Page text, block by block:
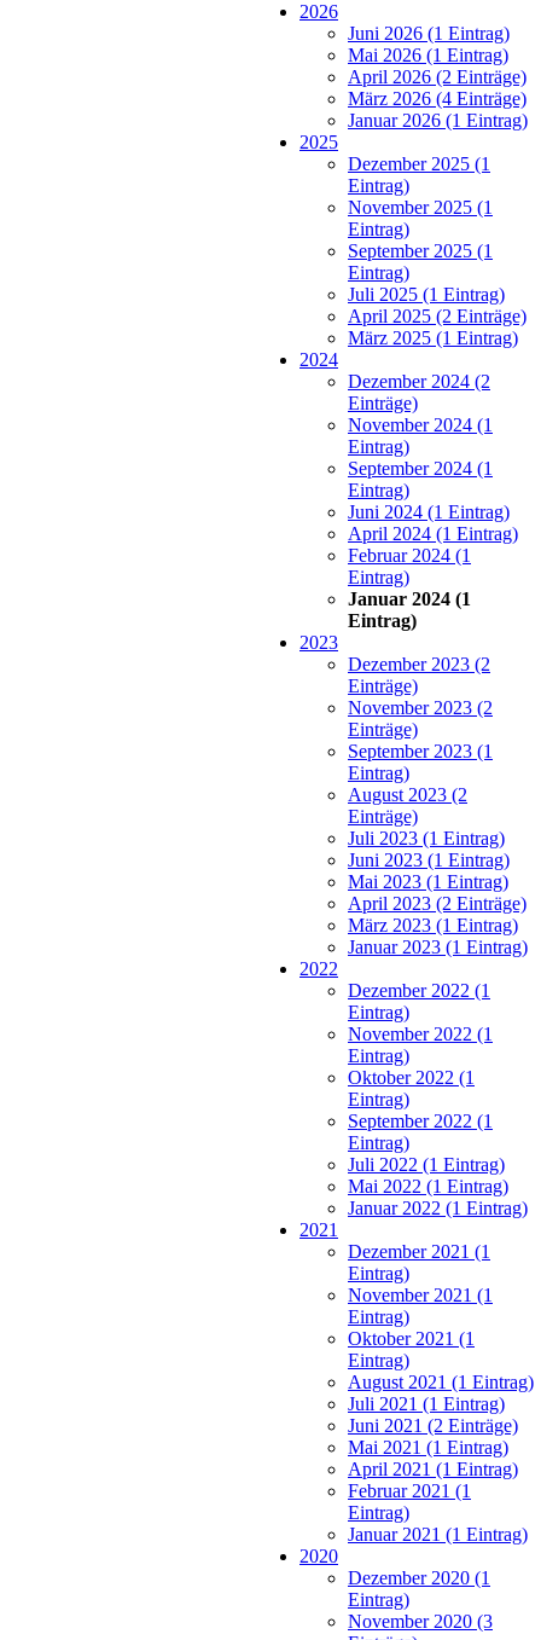
2026
Juni 2026 (1 Eintrag)
Mai 2026 (1 Eintrag)
April 2026 (2 Einträge)
März 2026 (4 Einträge)
Januar 2026 (1 Eintrag)
2025
Dezember 2025 (1
Eintrag)
November 2025 (1
Eintrag)
September 2025 (1
Eintrag)
Juli 2025 (1 Eintrag)
April 2025 (2 Einträge)
März 2025 (1 Eintrag)
2024
Dezember 2024 (2
Einträge)
November 2024 (1
Eintrag)
September 2024 (1
Eintrag)
Juni 2024 (1 Eintrag)
April 2024 (1 Eintrag)
Februar 2024 (1
Eintrag)
Januar 2024 (1
Eintrag)
2023
Dezember 2023 (2
Einträge)
November 2023 (2
Einträge)
September 2023 (1
Eintrag)
August 2023 (2
Einträge)
Juli 2023 (1 Eintrag)
Juni 2023 (1 Eintrag)
Mai 2023 (1 Eintrag)
April 2023 (2 Einträge)
März 2023 (1 Eintrag)
Januar 2023 (1 Eintrag)
2022
Dezember 2022 (1
Eintrag)
November 2022 (1
Eintrag)
Oktober 2022 (1
Eintrag)
September 2022 (1
Eintrag)
Juli 2022 (1 Eintrag)
Mai 2022 (1 Eintrag)
Januar 2022 (1 Eintrag)
2021
Dezember 2021 (1
Eintrag)
November 2021 (1
Eintrag)
Oktober 2021 (1
Eintrag)
August 2021 (1 Eintrag)
Juli 2021 (1 Eintrag)
Juni 2021 (2 Einträge)
Mai 2021 (1 Eintrag)
April 2021 (1 Eintrag)
Februar 2021 (1
Eintrag)
Januar 2021 (1 Eintrag)
2020
Dezember 2020 (1
Eintrag)
November 2020 (3